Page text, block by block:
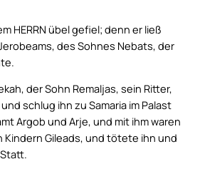
HERRN übel gefiel; denn er ließ
des Sohnes Nebats, der
der Sohn Remaljas, sein Ritter,
schlug ihn zu Samaria im Palast
Argob und Arje, und mit ihm waren
Kindern Gileads, und tötete ihn und